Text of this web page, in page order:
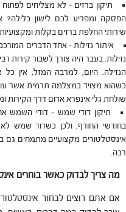
תיקון ברזים – לא מצליחים
הפסקה ומפריע לכם לישון בלילה?
שירותי החלפת ברזים בקלות
איתור נזילות – אחד הדברים
נזילות. בעבר היה צורך לשבור קירות
הנזילה. היום, למרבה המזל, אין
כשהוא מצויד במצלמה תרמית אשר
שולחת גלי אינפרא אדום דרך הקירות
תיקון דודי שמש – דודי השמש
בחודשי החורף. ולכן כשדוד שמש
אינסטלטורים מקצועיים מתמחים גם
רבה.
מה צריך לבדוק כאשר בוחרים
אם אתם רוצים לבחור